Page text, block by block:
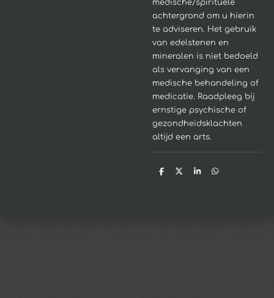
medische/spirituele
achtergrond om u hierin
te adviseren. Het gebruik
van edelstenen en
mineralen is niet bedoeld
als vervanging van een
medische behandeling of
medicatie. Raadpleeg bij
ernstige psychische of
gezondheidsklachten
altijd een arts.
D
D
S
D